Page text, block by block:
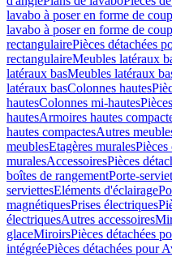
lavabo à poser en forme de
lavabo à poser en forme de
rectangulairePièces détachées
rectangulaireMeubles latéraux
latéraux basMeubles latéraux
latéraux basColonnes hautes
hautesColonnes mi-hautes
hautesArmoires hautes
hautes compactesAutres
meublesEtagères muralesPièces
muralesAccessoiresPièces
boîtes de rangementPorte-
serviettesEléments d'éclairage
magnétiquesPrises électriques
électriquesAutres accessoires
glaceMiroirsPièces détachées
intégréePièces détachées pour